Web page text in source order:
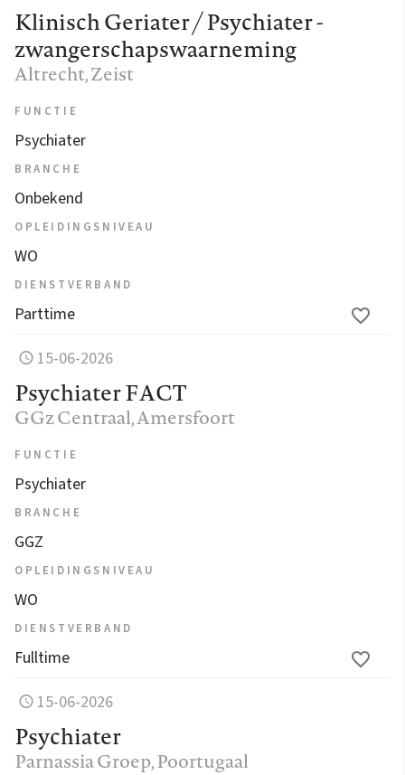
Klinisch Geriater / Psychiater -
zwangerschapswaarneming
Altrecht, Zeist
FUNCTIE
Psychiater
BRANCHE
Onbekend
OPLEIDINGSNIVEAU
WO
DIENSTVERBAND
Parttime
15-06-2026
Psychiater FACT
GGz Centraal, Amersfoort
FUNCTIE
Psychiater
BRANCHE
GGZ
OPLEIDINGSNIVEAU
WO
DIENSTVERBAND
Fulltime
15-06-2026
Psychiater
Parnassia Groep, Poortugaal